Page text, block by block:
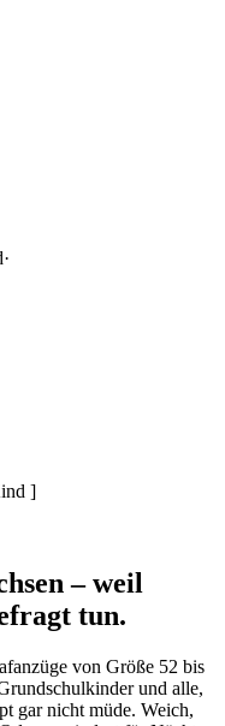
·
]
– weil
tun.
von Größe 52 bis
und alle,
gar nicht müde. Weich,